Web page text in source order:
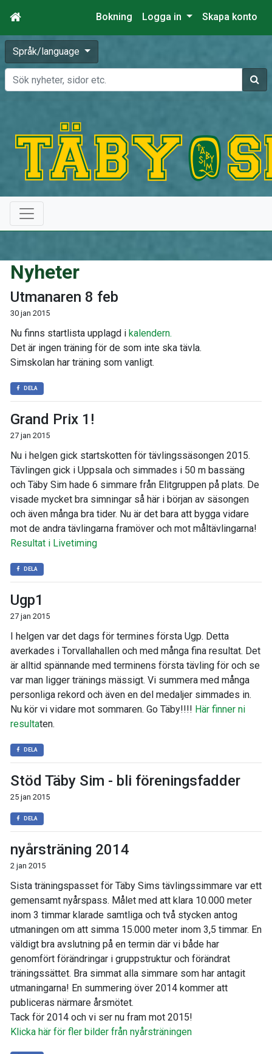
Bokning Logga in Skapa konto
Språk/language
Sök
Nyheter
Utmanaren 8 feb
30 jan 2015
Nu finns startlista upplagd i kalendern.
Det är ingen träning för de som inte ska tävla.
Simskolan har träning som vanligt.
DELA
Grand Prix 1!
27 jan 2015
Nu i helgen gick startskotten för tävlingssäsongen 2015.
Tävlingen gick i Uppsala och simmades i 50 m bassäng
och Täby Sim hade 6 simmare från Elitgruppen på plats. De
visade mycket bra simningar så här i början av säsongen
och även många bra tider. Nu är det bara att bygga vidare
mot de andra tävlingarna framöver och mot måltävlingarna!
Resultat i Livetiming
DELA
Ugp1
27 jan 2015
I helgen var det dags för termines första Ugp. Detta
averkades i Torvallahallen och med många fina resultat. Det
är alltid spännande med terminens första tävling för och se
var man ligger tränings mässigt. Vi summera med många
personliga rekord och även en del medaljer simmades in.
Nu kör vi vidare mot sommaren. Go Täby!!!! Här finner ni
resultaten.
DELA
Stöd Täby Sim - bli föreningsfadder
25 jan 2015
DELA
nyårsträning 2014
2 jan 2015
Sista träningspasset för Täby Sims tävlingssimmare var ett
gemensamt nyårspass. Målet med att klara 10.000 meter
inom 3 timmar klarade samtliga och två stycken antog
utmaningen om att simma 15.000 meter inom 3,5 timmar. En
väldigt bra avslutning på en termin där vi både har
genomfört förändringar i gruppstruktur och förändrat
träningssättet. Bra simmat alla simmare som har antagit
utmaningarna! En summering över 2014 kommer att
publiceras närmare årsmötet.
Tack för 2014 och vi ser nu fram mot 2015!
Klicka här för fler bilder från nyårsträningen